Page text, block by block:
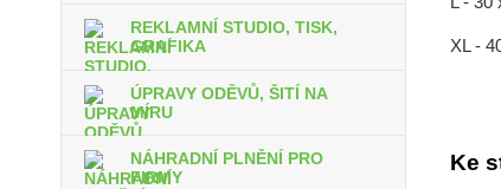
REKLAMNÍ STUDIO, TISK,
GRAFIKA
ÚPRAVY ODĚVŮ, ŠITÍ NA
MÍRU
NÁHRADNÍ PLNĚNÍ PRO
FIRMY
XL -
Ke